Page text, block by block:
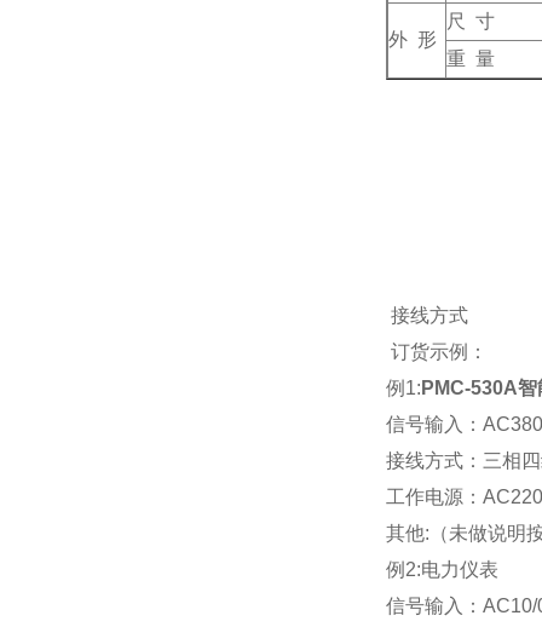
外 形
尺 寸
重 量
接线方式
订货示例：
例1: PMC-530A智
信号输入：
接线方式：三相
工作电源：
其他:（未做说明
例2:电力仪表
信号输入：